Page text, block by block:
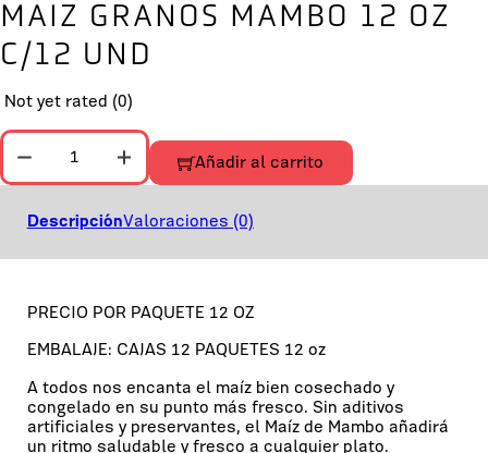
MAIZ GRANOS MAMBO 12 OZ
C/12 UND
Not yet rated (0)
MAIZ GRANOS MAMBO 12 OZ C/12 UND cantidad
Añadir al carrito
DescripciónValoraciones (0)
PRECIO POR PAQUETE 12 OZ
EMBALAJE: CAJAS 12 PAQUETES 12 oz
A todos nos encanta el maíz bien cosechado y
congelado en su punto más fresco. Sin aditivos
artificiales y preservantes, el Maíz de Mambo añadirá
un ritmo saludable y fresco a cualquier plato.